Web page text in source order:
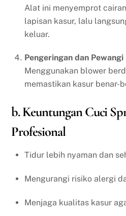
Alat ini menyemprot
lapisan kasur, lalu
keluar.
Pengeringan dan Pewangi
Menggunakan blower
memastikan kasur benar-
b. Keuntungan Cuci
Profesional
Tidur lebih nyaman dan
Mengurangi risiko alergi
Menjaga kualitas kasur